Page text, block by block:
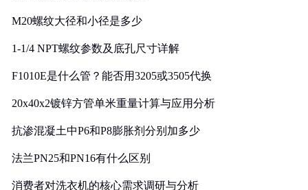
M20螺纹大径和小径是多少
1-1/4 NPT螺纹参数及底孔尺寸详解
F1010E是什么管？能否用3205或3505代换
20x40x2镀锌方管单米重量计算与应用分析
抗渗混凝土中P6和P8膨胀剂分别加多少
法兰PN25和PN16有什么区别
消费者对洗衣机的核心需求调研与分析